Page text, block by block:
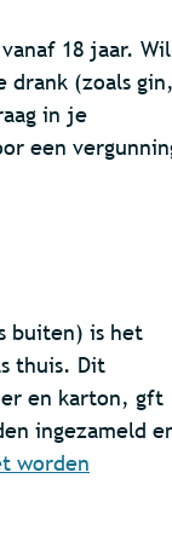
18 jaar. Wil
drank (zoals
in je
een
buiten) is het
thuis. Dit
en karton, gft
ingezameld
worden